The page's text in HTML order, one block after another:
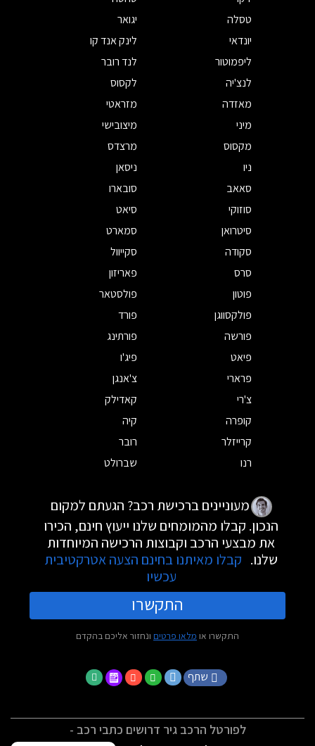
טסלה
יגואר
יונדאי
לינק אנד קו
ליפמוטור
לנד רובר
לנצ'יה
לקסוס
מאזדה
מזראטי
מיני
מיצובישי
מקסוס
מרצדס
ניו
ניסאן
סאאב
סובארו
סוזוקי
סיאט
סיטרואן
סמארט
סקודה
סקייוול
סרס
פאריזון
פוטון
פולסטאר
פולקסווגן
פורד
פורשה
פורתינג
פיאט
פיג'ו
פרארי
צ'אנגן
צ'רי
קאדילק
קופרה
קיה
קרייזלר
רובר
רנו
שברולט
מעוניינים ברכישת רכב? הגעתם למקום
הנכון. קבלו מהמומחים שלנו ייעוץ חינם, הכירו
את מבצעי הרכב וקבוצות הרכישה המיוחדות
שלנו. קבלו מאיתנו בחינם הצעה אטרקטיבית
עכשיו
התקשרו
התקשרו או מלאו פרטים ונחזור אליכם בהקדם
שתף
לפורטל הרכב גיר דרושים כתבי רכב -